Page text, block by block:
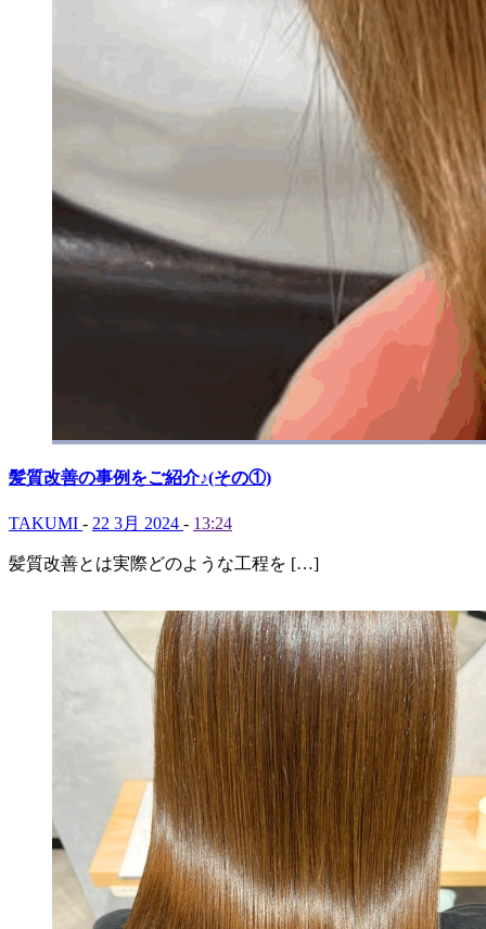
髪質改善の事例をご紹介♪(その①)
TAKUMI - 22 3月 2024 - 13:24
髪質改善とは実際どのような工程を […]